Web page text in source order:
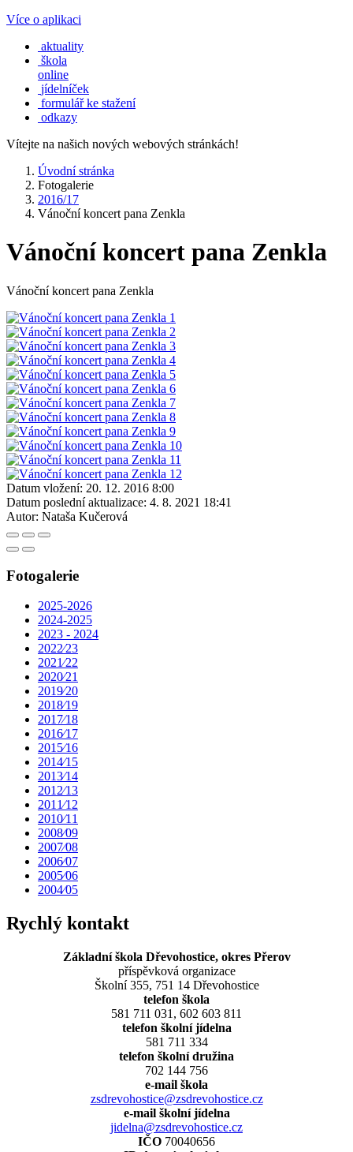
Více o aplikaci
aktuality
škola
online
jídelníček
formulář ke stažení
odkazy
Vítejte na našich nových webových stránkách!
Úvodní stránka
Fotogalerie
2016/17
Vánoční koncert pana Zenkla
Vánoční koncert pana Zenkla
Vánoční koncert pana Zenkla
Datum vložení: 20. 12. 2016 8:00
Datum poslední aktualizace: 4. 8. 2021 18:41
Autor: Nataša Kučerová
Fotogalerie
2025-2026
2024-2025
2023 - 2024
2022⁄23
2021⁄22
2020⁄21
2019⁄20
2018⁄19
2017⁄18
2016⁄17
2015⁄16
2014⁄15
2013⁄14
2012⁄13
2011⁄12
2010⁄11
2008⁄09
2007⁄08
2006⁄07
2005⁄06
2004⁄05
Rychlý kontakt
Základní škola Dřevohostice, okres Přerov
příspěvková organizace
Školní 355, 751 14 Dřevohostice
telefon škola
581 711 031, 602 603 811
telefon školní jídelna
581 711 334
telefon školní družina
702 144 756
e-mail škola
zsdrevohostice@zsdrevohostice.cz
e-mail školní jídelna
jidelna@zsdrevohostice.cz
IČO 70040656